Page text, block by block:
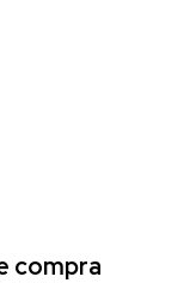
compra